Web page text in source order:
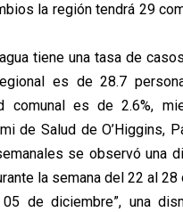
la región tendrá 29
tiene una tasa de
es de 28.7
comunal es de 2.6%,
de Salud de O’Higgins,
se observó una
la semana del 22 al 28
de diciembre”, una